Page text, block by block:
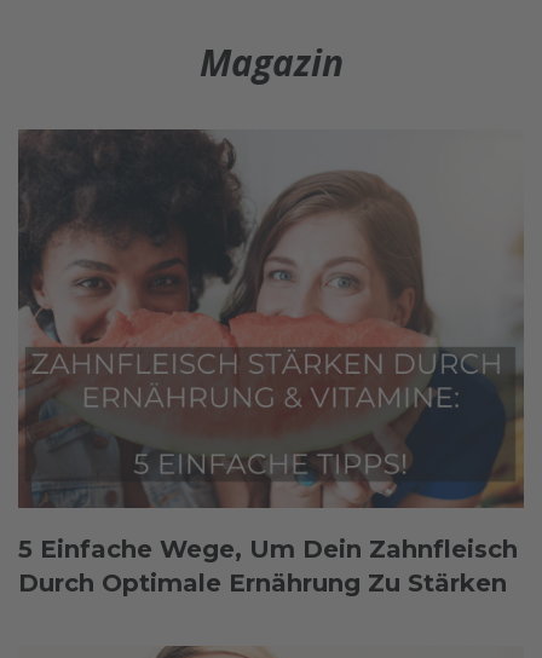
Magazin
5 Einfache Wege, Um Dein Zahnfleisch
Durch Optimale Ernährung Zu Stärken